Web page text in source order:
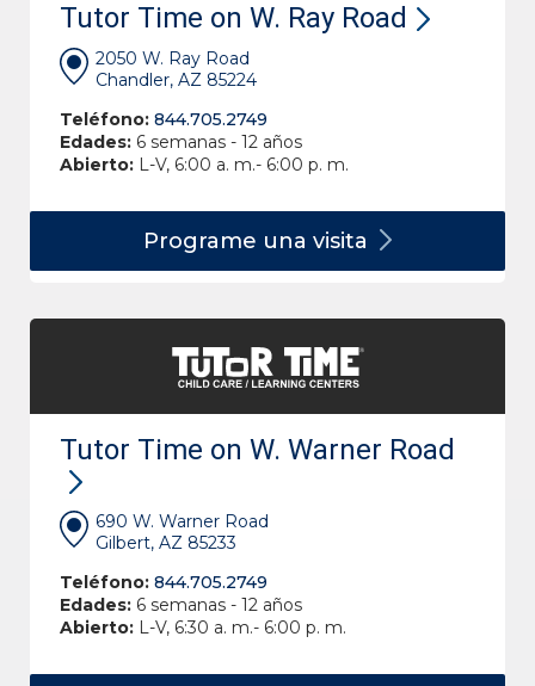
Tutor Time on W. Ray Road
2050 W. Ray Road
Chandler, AZ 85224
Teléfono: 844.705.2749
Edades: 6 semanas - 12 años
Abierto: L-V, 6:00 a. m.- 6:00 p. m.
Programe una visita
Tutor Time on W. Warner Road
690 W. Warner Road
Gilbert, AZ 85233
Teléfono: 844.705.2749
Edades: 6 semanas - 12 años
Abierto: L-V, 6:30 a. m.- 6:00 p. m.